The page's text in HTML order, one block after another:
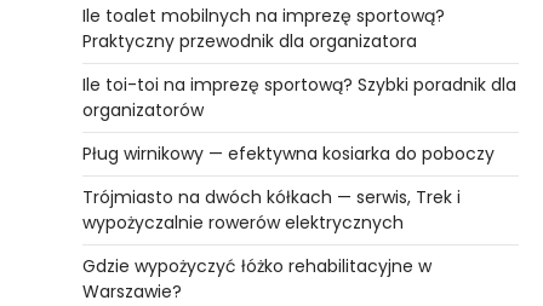
Ile toalet mobilnych na imprezę sportową?
Praktyczny przewodnik dla organizatora
Ile toi-toi na imprezę sportową? Szybki poradnik dla
organizatorów
Pług wirnikowy — efektywna kosiarka do poboczy
Trójmiasto na dwóch kółkach — serwis, Trek i
wypożyczalnie rowerów elektrycznych
Gdzie wypożyczyć łóżko rehabilitacyjne w
Warszawie?